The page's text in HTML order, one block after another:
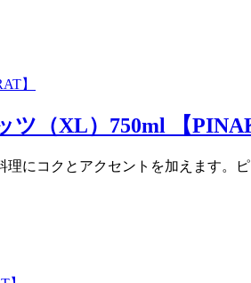
（XL）750ml 【
にコクとアクセントを加えます。